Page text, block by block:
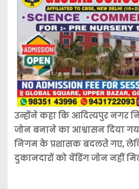
उन्होंने कहा कि आदित्यपुर नगर
जोन बनाने का आश्वासन दिया
निगम के प्रशासक बदलते गए,
दुकानदारों को वेंडिंग जोन नहीं